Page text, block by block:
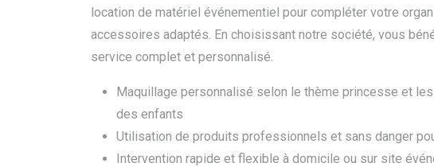
location de matériel événementiel pour compléter votre
accessoires adaptés. En choisissant notre société, vous
service complet et personnalisé.
Maquillage personnalisé selon le thème princesse et
des enfants
Utilisation de produits professionnels et sans danger
Intervention rapide et flexible à domicile ou sur site